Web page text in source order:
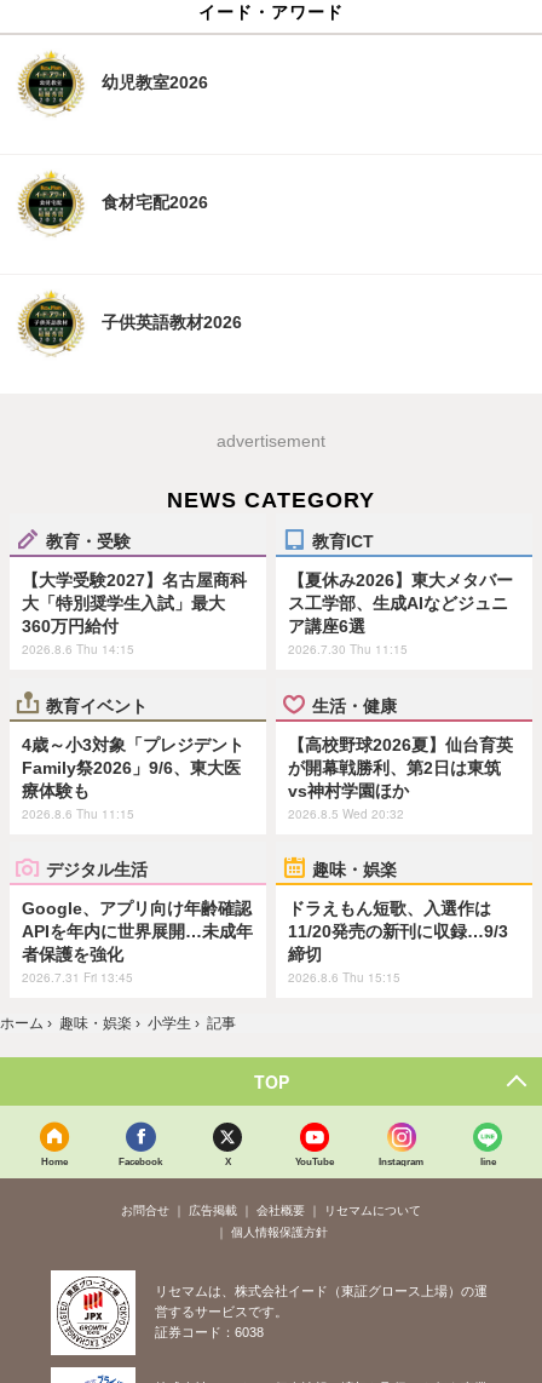
イード・アワード
幼児教室2026
食材宅配2026
子供英語教材2026
advertisement
NEWS CATEGORY
教育・受験
【大学受験2027】名古屋商科
大「特別奨学生入試」最大
360万円給付
2026.8.6 Thu 14:15
教育ICT
【夏休み2026】東大メタバー
ス工学部、生成AIなどジュニ
ア講座6選
2026.7.30 Thu 11:15
教育イベント
4歳～小3対象「プレジデント
Family祭2026」9/6、東大医
療体験も
2026.8.6 Thu 11:15
生活・健康
【高校野球2026夏】仙台育英
が開幕戦勝利、第2日は東筑
vs神村学園ほか
2026.8.5 Wed 20:32
デジタル生活
Google、アプリ向け年齢確認
APIを年内に世界展開…未成年
者保護を強化
2026.7.31 Fri 13:45
趣味・娯楽
ドラえもん短歌、入選作は
11/20発売の新刊に収録…9/3
締切
2026.8.6 Thu 15:15
ホーム › 趣味・娯楽 › 小学生 › 記事
TOP
Home Facebook X YouTube Instagram line
お問合せ 広告掲載 会社概要
リセマムについて
個人情報保護方針
リセマムは、株式会社イード（東証グロース上場）の運
営するサービスです。
証券コード：6038